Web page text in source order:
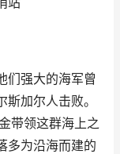
们强大的海军曾
加尔人击败。
带领这群海上之
多为沿海而建的